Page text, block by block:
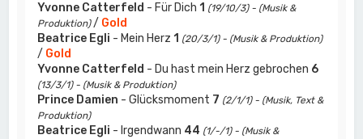
Yvonne Catterfeld - Für Dich 1 (19/10/3) - (Musik &
Produktion)/ Gold
Beatrice Egli - Mein Herz 1 (20/3/1) - (Musik & Produktion)
/ Gold
Yvonne Catterfeld - Du hast mein Herz gebrochen 6
(13/3/1) - (Musik & Produktion)
Prince Damien - Glücksmoment 7 (2/1/1) - (Musik, Text &
Produktion)
Beatrice Egli - Irgendwann 44 (1/-/1) - (Musik &